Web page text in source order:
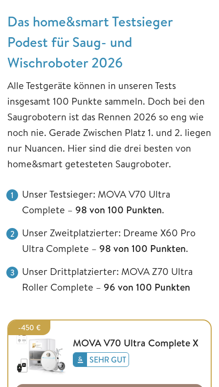
Das home&smart Testsieger
Podest für Saug- und
Wischroboter 2026
Alle Testgeräte können in unseren Tests
insgesamt 100 Punkte sammeln. Doch bei den
Saugrobotern ist das Rennen 2026 so eng wie
noch nie. Gerade Zwischen Platz 1. und 2. liegen
nur Nuancen. Hier sind die drei besten von
home&smart getesteten Saugroboter.
Unser Testsieger: MOVA V70 Ultra
Complete – 98 von 100 Punkten.
Unser Zweitplatzierter: Dreame X60 Pro
Ultra Complete – 98 von 100 Punkten.
Unser Drittplatzierter: MOVA Z70 Ultra
Roller Complete – 96 von 100 Punkten
-450 €
MOVA V70 Ultra Complete X
SEHR GUT